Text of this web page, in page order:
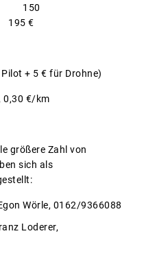
150
€
+ 5 € für Drohne)
0,30 €/km
größere Zahl von
sich als
Wörle, 0162/9366088
Loderer,